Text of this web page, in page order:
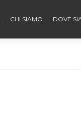
CHI SIAMO DOVE